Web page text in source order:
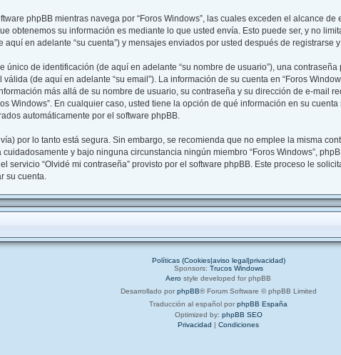
phpBB mientras navega por “Foros Windows”, las cuales exceden el alcance
obtenemos su información es mediante lo que usted envía. Esto puede ser, y no
aquí en adelante “su cuenta”) y mensajes enviados por usted después de
único de identificación (de aquí en adelante “su nombre de usuario”), una
(de aquí en adelante “su email”). La información de su cuenta en “Foros
más allá de su nombre de usuario, su contraseña y su dirección de e-mail
Windows”. En cualquier caso, usted tiene la opción de qué información en su
automáticamente por el software phpBB.
por lo tanto está segura. Sin embargo, se recomienda que no emplee la misma
cuidadosamente y bajo ninguna circunstancia ningún miembro “Foros Windows”,
servicio “Olvidé mi contraseña” provisto por el software phpBB. Este proceso le
su cuenta.
Políticas (Cookies|aviso legal|privacidad)
Sponsors: Trucos Windows
Aero style developed for phpBB
Desarrollado por phpBB® Forum Software © phpBB Limited
Traducción al español por phpBB España
Optimized by: phpBB SEO
Privacidad | Condiciones